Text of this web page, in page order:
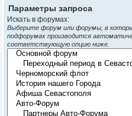
Параметры запроса
Искать в форумах:
Выберите форум или форумы, в
подфорумах производится
соответствующую опцию ниже.